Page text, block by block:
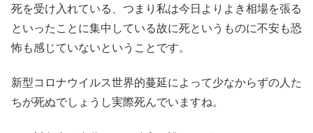
死を受け入れている、つまり私は今日よりよき相場を張る
といったことに集中している故に死というものに不安も恐
怖も感じていないということです。
新型コロナウイルス世界的蔓延によって少なからずの人た
ちが死ぬでしょうし実際死んでいますね。